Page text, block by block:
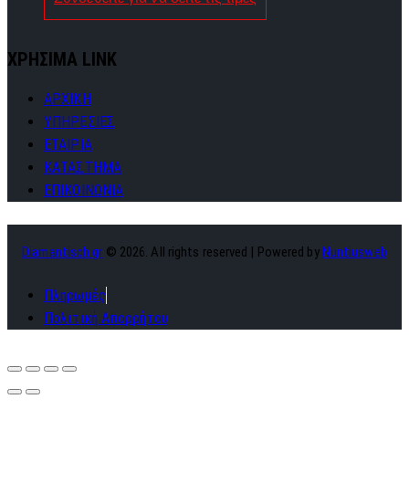
ΧΡΗΣΙΜΑ LINK
ΑΡΧΙΚΗ
ΥΠΗΡΕΣΙΕΣ
ΕΤΑΙΡΙΑ
ΚΑΤΑΣΤΗΜΑ
ΕΠΙΚΟΙΝΩΝΙΑ
Diamantisch.gr © 2026. All rights reserved | Powered by Nuntiusweb
Πληρωμές
Πολιτική Απορρήτου